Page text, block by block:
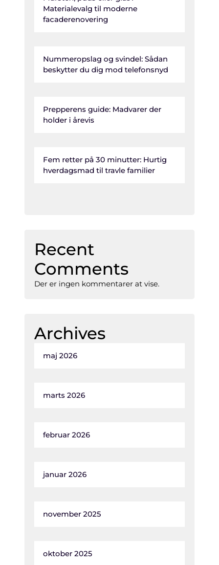
Materialevalg til moderne
facaderenovering
Nummeropslag og svindel: Sådan
beskytter du dig mod telefonsnyd
Prepperens guide: Madvarer der
holder i årevis
Fem retter på 30 minutter: Hurtig
hverdagsmad til travle familier
Recent
Comments
Der er ingen kommentarer at vise.
Archives
maj 2026
marts 2026
februar 2026
januar 2026
november 2025
oktober 2025